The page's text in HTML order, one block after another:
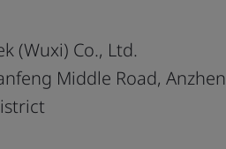
(Wuxi) Co., Ltd.
Middle Road, Anzhen